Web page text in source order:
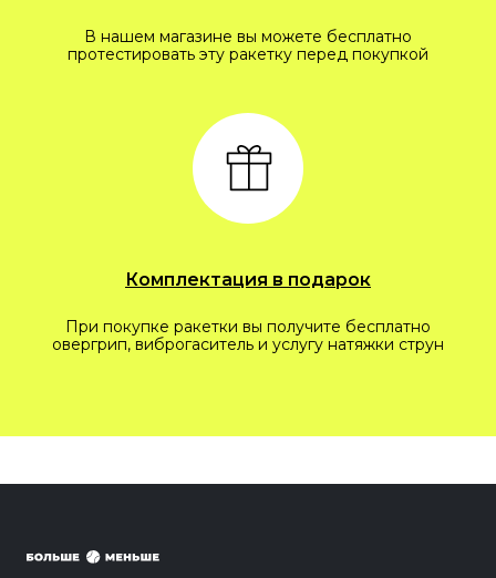
В нашем магазине вы можете бесплатно
протестировать эту ракетку перед покупкой
Комплектация в подарок
При покупке ракетки вы получите бесплатно
овергрип, виброгаситель и услугу натяжки струн